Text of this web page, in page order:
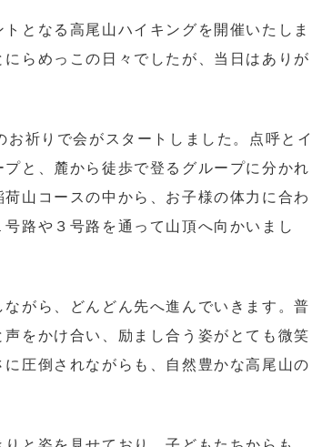
となる高尾山ハイキングを開催いたしま
らめっこの日々でしたが、当日はありが
祈りで会がスタートしました。点呼とイ
と、麓から徒歩で登るグループに分かれ
山コースの中から、お子様の体力に合わ
路や３号路を通って山頂へ向かいまし
がら、どんどん先へ進んでいきます。普
をかけ合い、励まし合う姿がとても微笑
圧倒されながらも、自然豊かな高尾山の